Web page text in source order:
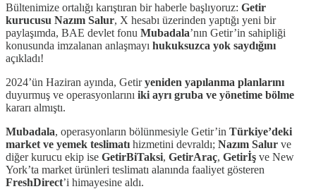
Bültenimize ortalığı karıştıran bir haberle başlıyoruz: Getir
kurucusu Nazım Salur, X hesabı üzerinden yaptığı yeni bir
paylaşımda, BAE devlet fonu Mubadala’nın Getir’in sahipliği
konusunda imzalanan anlaşmayı hukuksuzca yok saydığını
açıkladı!
2024’ün Haziran ayında, Getiryeniden yapılanma planlarını
duyurmuş ve operasyonlarını iki ayrı gruba ve yönetime bölme
kararı almıştı.
Mubadala, operasyonların bölünmesiyle Getir’in Türkiye’deki
market ve yemek teslimatı hizmetini devraldı; Nazım Salur ve
diğer kurucu ekip ise GetirBiTaksi, GetirAraç, Getirİş ve New
York’ta market ürünleri teslimatı alanında faaliyet gösteren
FreshDirect’i himayesine aldı.